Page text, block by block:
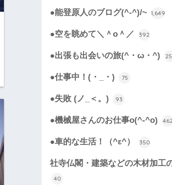
●能登原人のブログ(^-^)/~ 1,649
●空を眺めて＼＾o＾／ 392
●出張も出会いの旅(^・ω・^)
●仕事中！(・_・) 75
●失敗 (ノ_＜。) 93
●機械屋さんのお仕事o(^-^o) 462
●車的な生活！（^ε^） 350
社寺仏閣・建築などの木材加工
40